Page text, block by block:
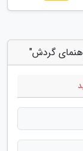
گردش"